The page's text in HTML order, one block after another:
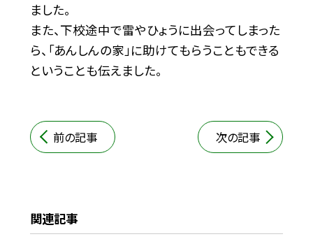
ました。
また、下校途中で雷やひょうに出会ってしまった
ら、「あんしんの家」に助けてもらうこともできる
ということも伝えました。
前の記事 次の記事
関連記事